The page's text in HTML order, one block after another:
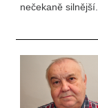
nečekaně silnější.